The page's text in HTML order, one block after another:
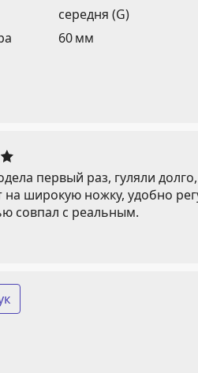
середня (G)
60 мм
первый раз, гуляли
на широкую ножку, удобно
совпал с реальным.